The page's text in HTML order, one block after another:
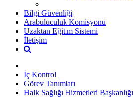
Bilgi Güvenliği
Arabuluculuk Komisyonu
Uzaktan Eğitim Sistemi
İletişim
İç Kontrol
Görev Tanımları
Halk Sağlığı Hizmetleri Başkanlığı